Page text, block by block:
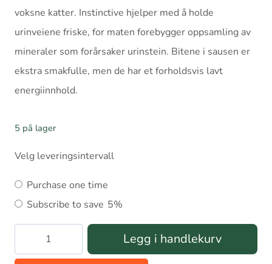
voksne katter. Instinctive hjelper med å holde
urinveiene friske, for maten forebygger oppsamling av
mineraler som forårsaker urinstein. Bitene i sausen er
ekstra smakfulle, men de har et forholdsvis lavt
energiinnhold.
5 på lager
Velg leveringsintervall
Choose
purchase
type
Purchase one time
Subscribe to save 5%
Canin
Legg i handlekurv